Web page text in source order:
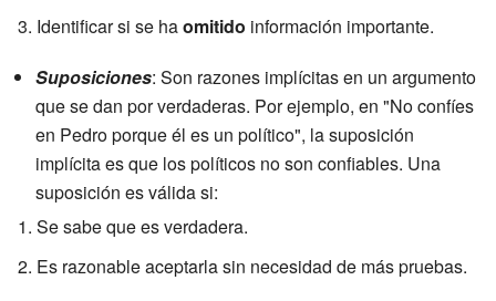
Identificar si se haomitido información importante.
Suposiciones: Son razones implícitas en un argumento
que se dan por verdaderas. Por ejemplo, en "No confíes
en Pedro porque él es un político", la suposición
implícita es que los políticos no son confiables. Una
suposición es válida si:
Se sabe que es verdadera.
Es razonable aceptarla sin necesidad de más pruebas.